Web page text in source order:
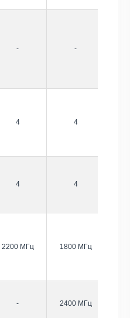
- -
4 4
4 4
2200 МГц 1800 МГц
- 2400 МГц